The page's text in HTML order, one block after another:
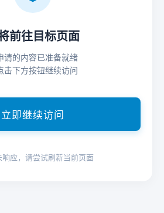
前往目标页面
请的内容已准备就绪
击下方按钮继续访问
立即继续访问
响应，请尝试刷新当前页面